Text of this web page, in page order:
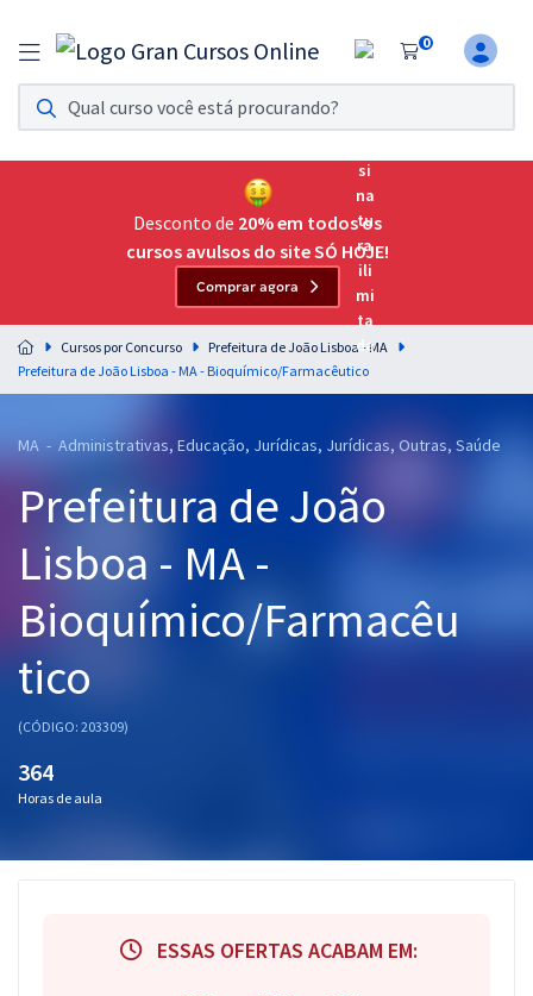
0
Assinatura Ilimitada 11
Acesso a todos os cursos. Teste grátis por 7 dias!
Assinatura OAB Até Passar
Acesso ilimitado a toda preparação para o Exame da
Residências Multiprofissionais
Preparação completa e intensiva para as principais
residências em saúde do Brasil
Cursos 20% OFF
Pós
Graduação
OAB
Questões grátis
Desconto de 20% em todos os
cursos avulsos do site SÓ HOJE!
Comprar agora
Cursos por Concurso
Prefeitura de João Lisboa - MA
Prefeitura de João Lisboa - MA - Bioquímico/Farmacêutico
MA - Administrativas, Educação, Jurídicas, Jurídicas, Outras, Saúde
Prefeitura de João
Lisboa - MA -
Bioquímico/Farmacêu
tico
(CÓDIGO: 203309)
364
Horas de aula
ESSAS OFERTAS ACABAM EM: